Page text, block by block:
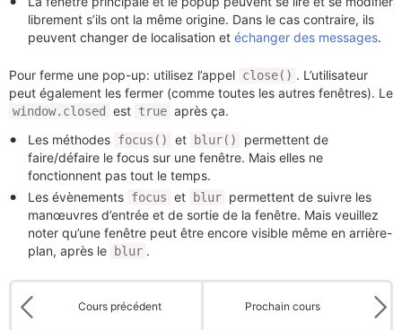
librement s’ils ont la même origine. Dans le cas contraire, ils
peuvent changer de localisation et échanger des messages.
Pour ferme une pop-up: utilisez l’appel close() . L’utilisateur
peut également les fermer (comme toutes les autres fenêtres). Le
window.closed est true après ça.
Les méthodes focus() et blur()
permettent de
faire/défaire le focus sur une fenêtre. Mais elles ne
fonctionnent pas tout le temps.
Les évènements focus et blur permettent de suivre les
manœuvres d’entrée et de sortie de la fenêtre. Mais veuillez
noter qu’une fenêtre peut être encore visible même en arrière-
plan, après le
blur .
Cours précédent Prochain cours